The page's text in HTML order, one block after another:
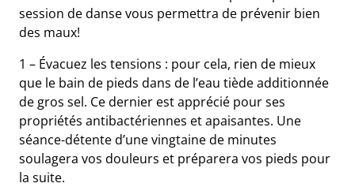
session de danse vous permettra de prévenir bien
des maux!
1 – Évacuez les tensions : pour cela, rien de mieux
que le bain de pieds dans de l’eau tiède additionnée
de gros sel. Ce dernier est apprécié pour ses
propriétés antibactériennes et apaisantes. Une
séance-détente d’une vingtaine de minutes
soulagera vos douleurs et préparera vos pieds pour
la suite.